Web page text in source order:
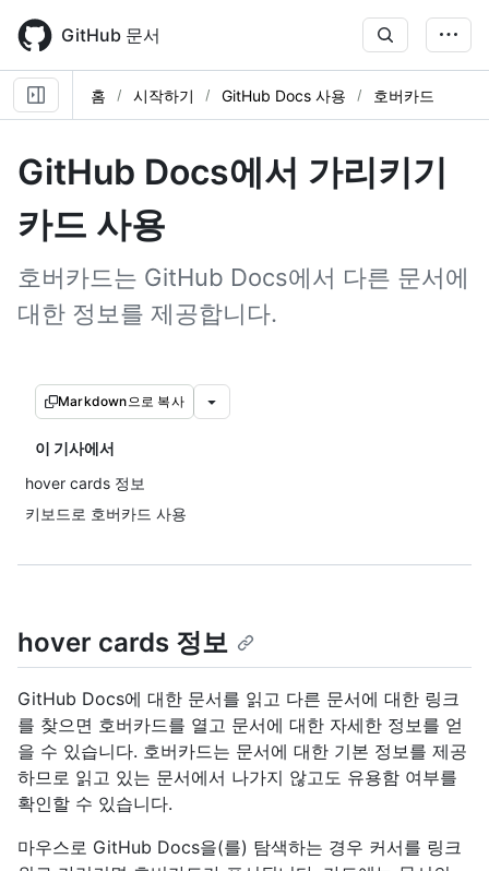
main
content
GitHub 문서
홈 시작하기 GitHub Docs 사용 호버카드
GitHub Docs에서 가리키기
카드 사용
호버카드는 GitHub Docs에서 다른 문서에
대한 정보를 제공합니다.
Markdown으로 복사
이 기사에서
hover cards 정보
키보드로 호버카드 사용
hover cards 정보
GitHub Docs에 대한 문서를 읽고 다른 문서에 대한 링크
를 찾으면 호버카드를 열고 문서에 대한 자세한 정보를 얻
을 수 있습니다. 호버카드는 문서에 대한 기본 정보를 제공
하므로 읽고 있는 문서에서 나가지 않고도 유용함 여부를
확인할 수 있습니다.
마우스로 GitHub Docs을(를) 탐색하는 경우 커서를 링크